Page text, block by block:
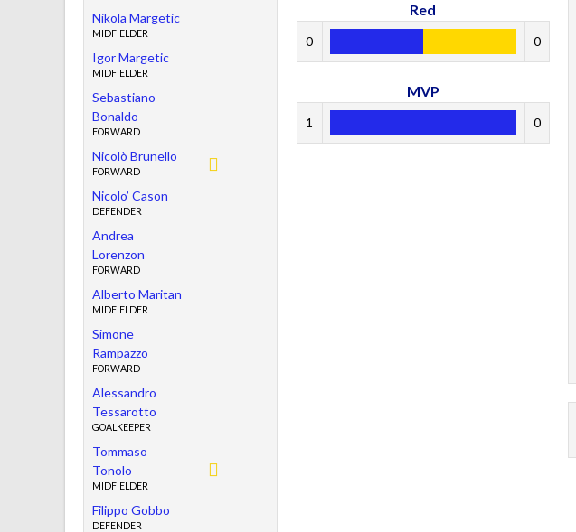
Nikola Margetic
MIDFIELDER
Igor Margetic
MIDFIELDER
Sebastiano
Bonaldo
FORWARD
Nicolò Brunello
FORWARD
Nicolo’ Cason
DEFENDER
Andrea
Lorenzon
FORWARD
Alberto Maritan
MIDFIELDER
Simone
Rampazzo
FORWARD
Alessandro
Tessarotto
GOALKEEPER
Tommaso
Tonolo
MIDFIELDER
Filippo Gobbo
DEFENDER
Red
0 0
MVP
1 0